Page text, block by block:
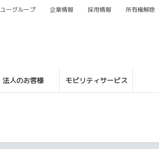
法人のお客様 モビリティサービス
ユーグループ 企業情報 採用情報 所有権解除